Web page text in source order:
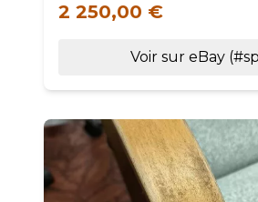
2 250,00 €
Voir sur eBay